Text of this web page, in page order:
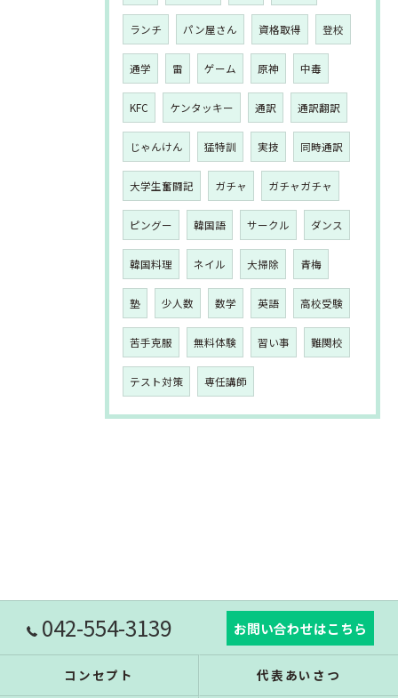
ランチ パン屋さん 資格取得 登校
通学 雷 ゲーム 原神 中毒
KFC ケンタッキー 通訳 通訳翻訳
じゃんけん 猛特訓 実技 同時通訳
大学生奮闘記 ガチャ ガチャガチャ
ピングー 韓国語 サークル ダンス
韓国料理 ネイル 大掃除 青梅
塾 少人数 数学 英語 高校受験
苦手克服 無料体験 習い事 難関校
テスト対策 専任講師
042-554-3139 お問い合わせはこちら
コンセプト 代表あいさつ